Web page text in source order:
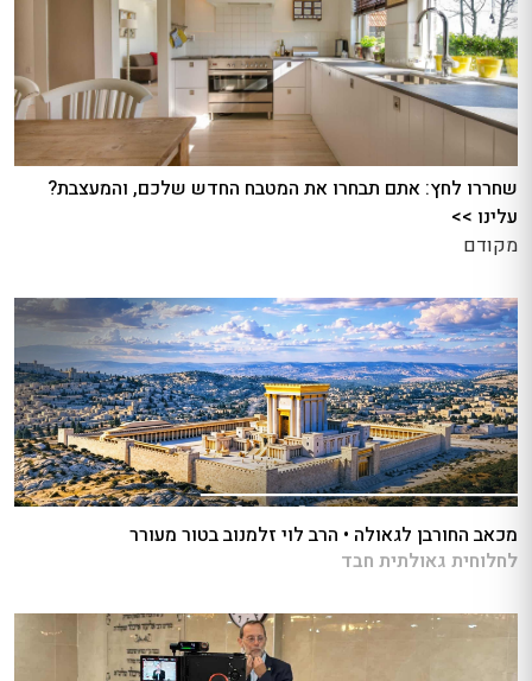
שחררו לחץ: אתם תבחרו את המטבח החדש שלכם, והמעצבת?
עלינו >>
מקודם
מכאב החורבן לגאולה • הרב לוי זלמנוב בטור מעורר
לחלוחית גאולתית חבד